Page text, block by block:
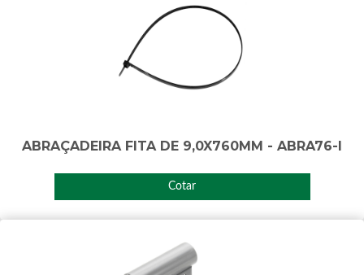
ABRAÇADEIRA FITA DE 9,0X760MM - ABRA76-I
Cotar